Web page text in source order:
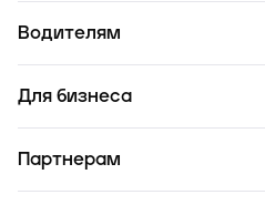
Водителям
Для бизнеса
Партнерам